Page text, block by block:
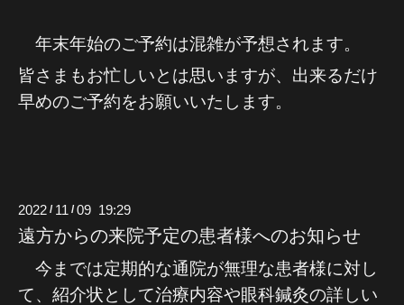
年末年始のご予約は混雑が予想されます。
皆さまもお忙しいとは思いますが、出来るだけ
早めのご予約をお願いいたします。
2022 / 11 /09 19:29
遠方からの来院予定の患者様へのお知らせ
今までは定期的な通院が無理な患者様に対し
て、紹介状として治療内容や眼科鍼灸の詳しい